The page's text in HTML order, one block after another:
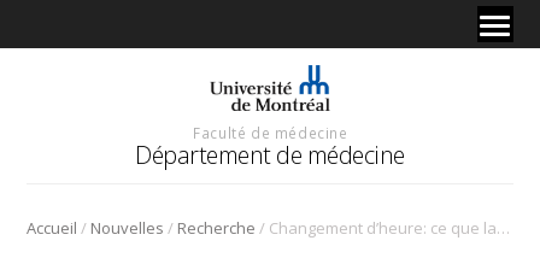
Faculté de médecine
Département de médecine
Accueil / Nouvelles / Recherche / Changement d’heure: ce que la science vient de découvrir sur notre horloge interne